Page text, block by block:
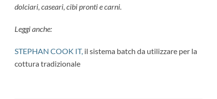
dolciari, caseari, cibi pronti e carni.
Leggi anche:
STEPHAN COOK IT,il sistema batch da utilizzare per la
cottura tradizionale